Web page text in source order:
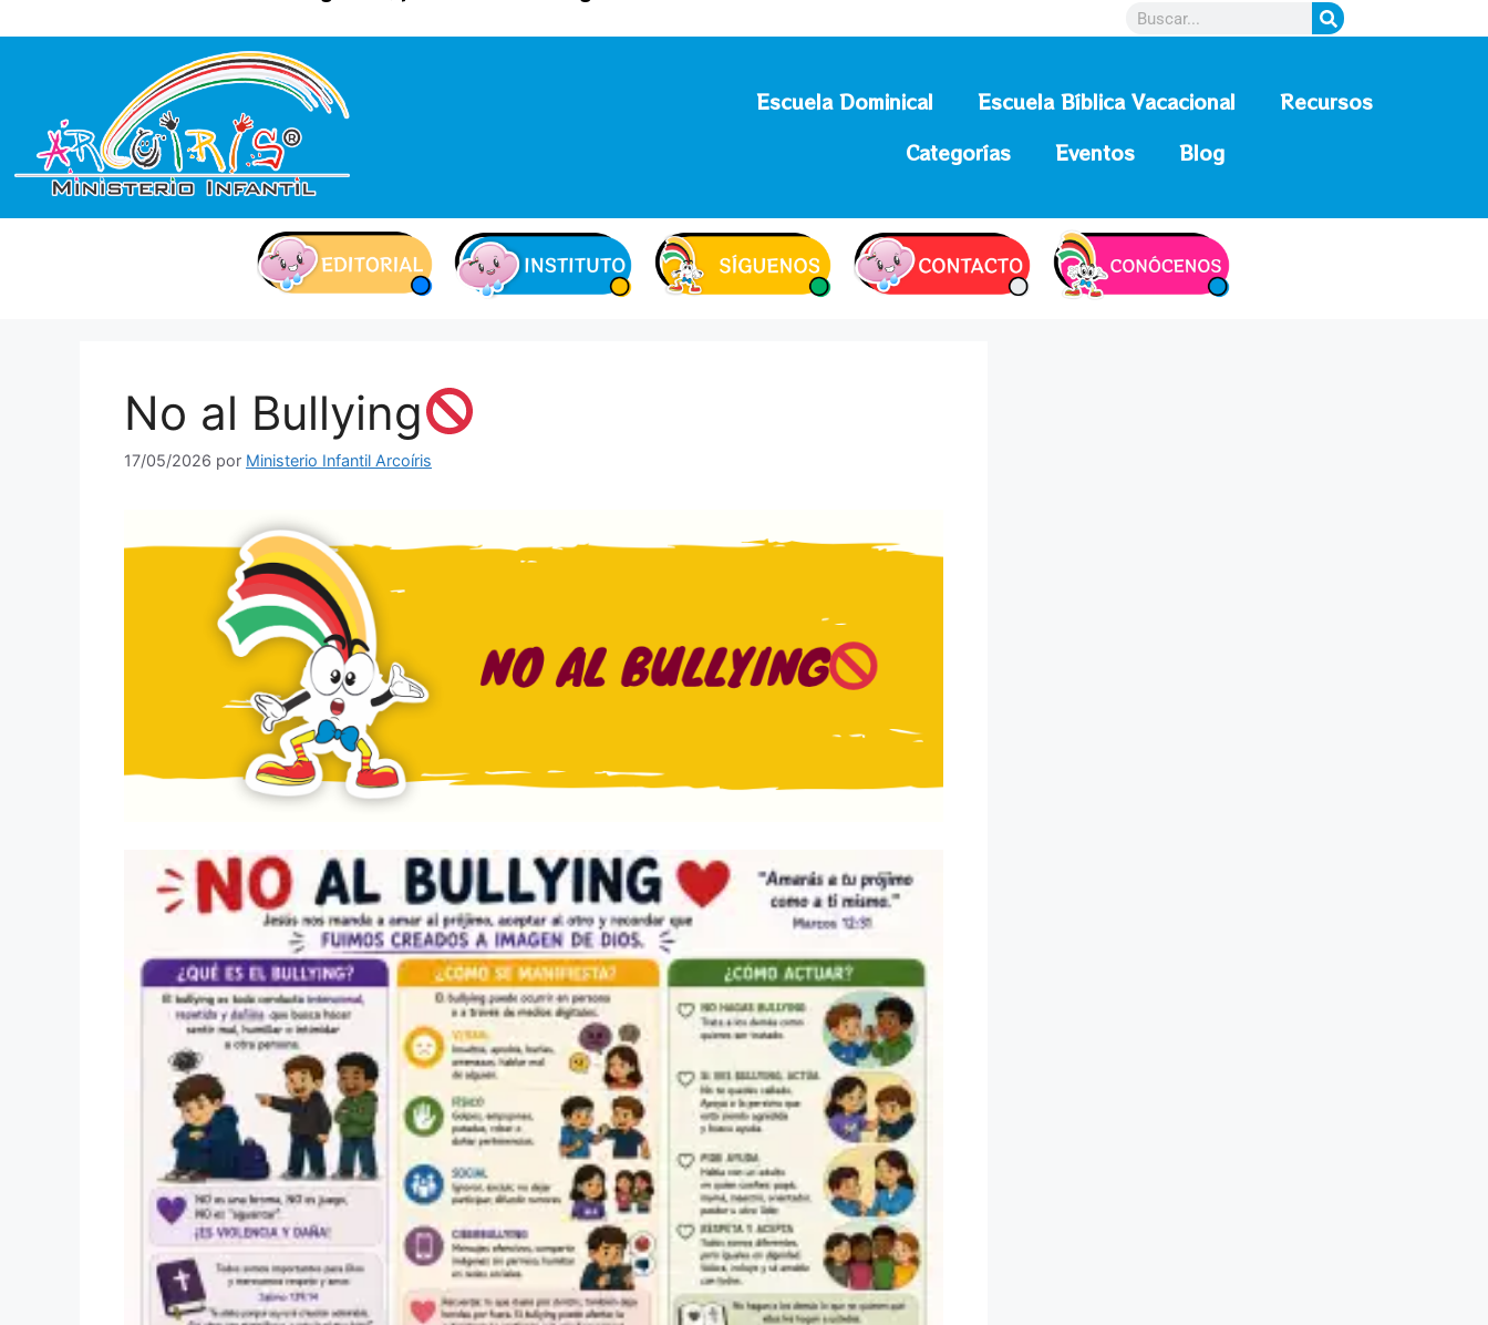
Escuela Dominical Escuela Bíblica Vacacional
Recursos
Categorías
Eventos Blog
No al Bullying
17/05/2026 por Ministerio Infantil Arcoíris